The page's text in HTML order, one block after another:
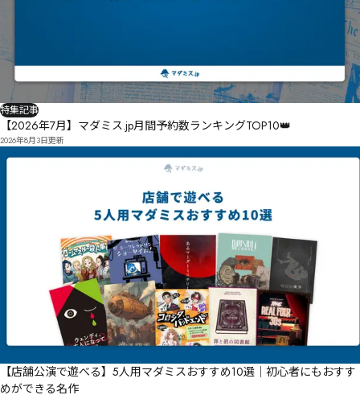
特集記事
【2026年7月】マダミス.jp月間予約数ランキングTOP10👑
2026年8月3日更新
【店舗公演で遊べる】5人用マダミスおすすめ10選｜初心者にもおすす
めができる名作